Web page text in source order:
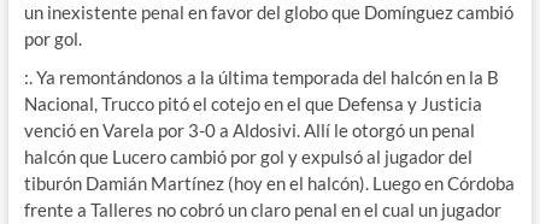
un inexistente penal en favor del globo que Domínguez cambió
por gol.
:. Ya remontándonos a la última temporada del halcón en la B
Nacional, Trucco pitó el cotejo en el que Defensa y Justicia
venció en Varela por 3-0 a Aldosivi. Allí le otorgó un penal
halcón que Lucero cambió por gol y expulsó al jugador del
tiburón Damián Martínez (hoy en el halcón). Luego en Córdoba
frente a Talleres no cobró un claro penal en el cual un jugador